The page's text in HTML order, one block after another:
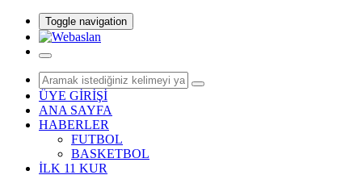
Toggle navigation
ÜYE GİRİŞİ
ANA SAYFA
HABERLER
FUTBOL
BASKETBOL
İLK 11 KUR